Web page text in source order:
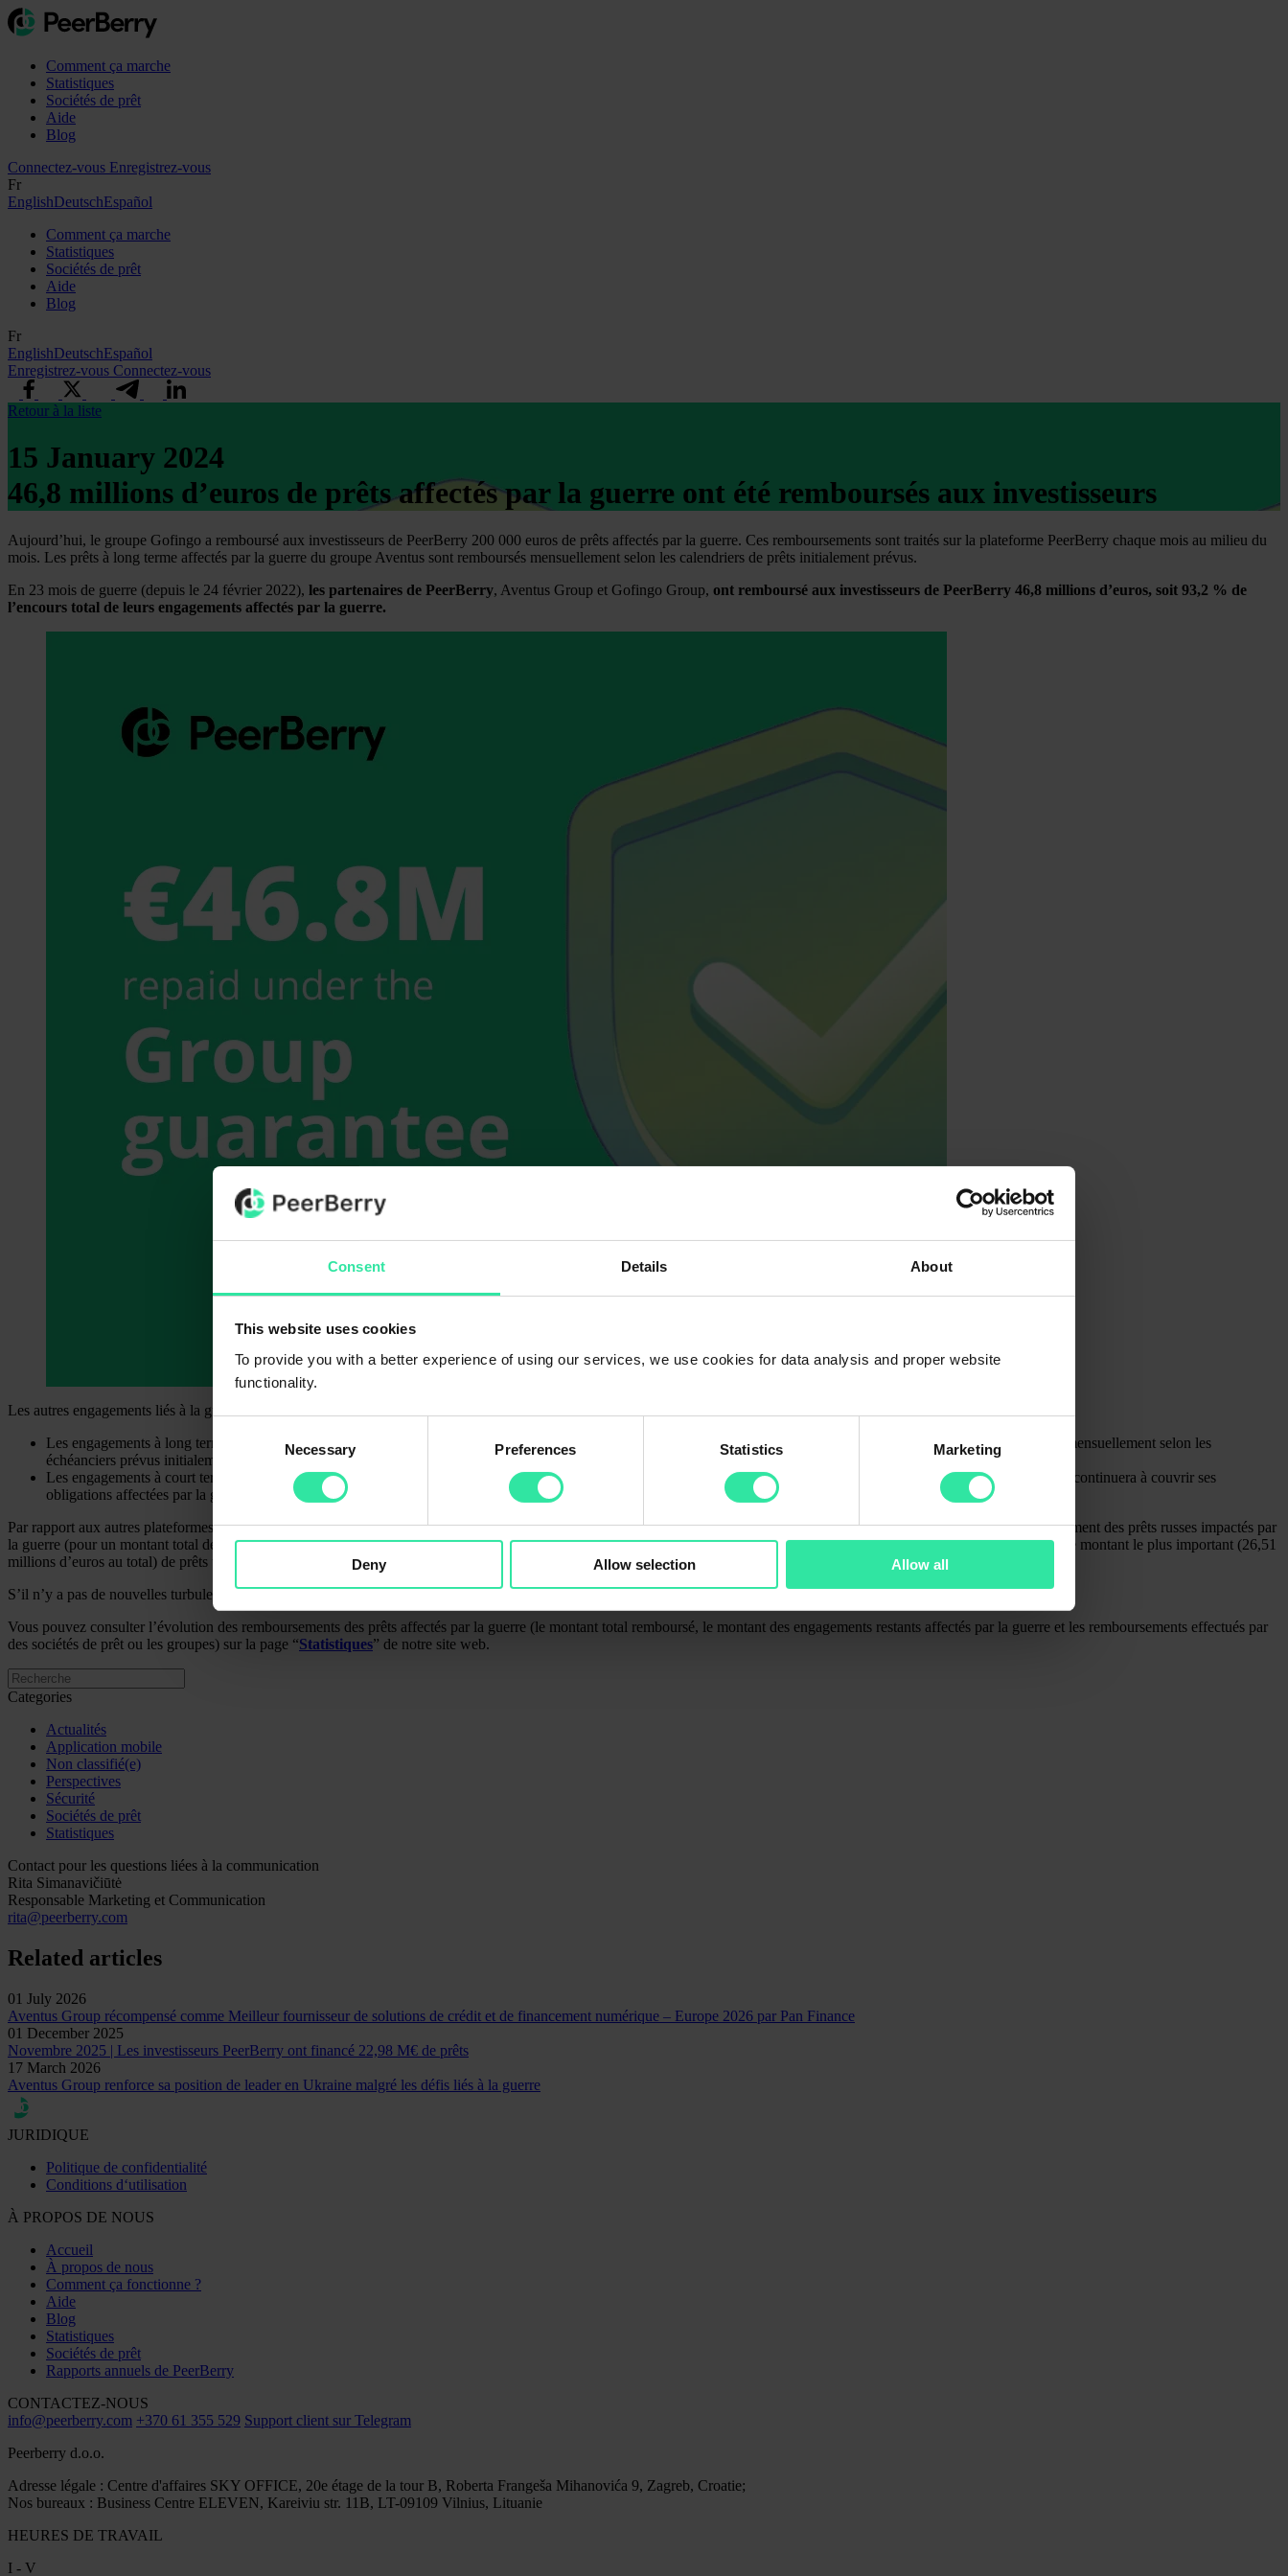
Consent Details About
This website uses cookies
To provide you with a better experience of using our services, we use cookies for data analysis and proper website
functionality.
Selection
Necessary Preferences Statistics Marketing
Deny Allow selection Allow all
Comment ça marche
Statistiques
Sociétés de prêt
Aide
Blog
Connectez-vous Enregistrez-vous
Fr
EnglishDeutschEspañol
Comment ça marche
Statistiques
Sociétés de prêt
Aide
Blog
Fr
EnglishDeutschEspañol
Enregistrez-vous Connectez-vous
Retour à la liste
15 January 2024
46,8 millions d’euros de prêts affectés par la guerre ont été remboursés aux investisseurs
Aujourd’hui, le groupe Gofingo a remboursé aux investisseurs de PeerBerry 200 000 euros de prêts affectés par la guerre. Ces remboursements sont traités sur la plateforme PeerBerry chaque mois au milieu du
mois. Les prêts à long terme affectés par la guerre du groupe Aventus sont remboursés mensuellement selon les calendriers de prêts initialement prévus.
En 23 mois de guerre (depuis le 24 février 2022), les partenaires de PeerBerry, Aventus Group et Gofingo Group, ont remboursé aux investisseurs de PeerBerry 46,8 millions d’euros, soit 93,2 % de
l’encours total de leurs engagements affectés par la guerre.
Les autres engagements liés à la guerre sur la plateforme PeerBerry :
Les engagements à long terme du groupe Aventus affectés par la guerre (AutoMoney et Slon Credit Ukraine) s’élèvent à 0,67 million d’euros. Ces prêts sont remboursés mensuellement selon les
échéanciers prévus initialement. Pour chaque prêt, le dernier remboursement du montant principal est reversé avec les intérêts accumulés.
Les engagements à court terme du groupe Gofingo affectés par la guerre (Zecredit, EuroGroshi et Gofingo Ukraine) s’élèvent à 3,18 millions d’euros. Le groupe Gofingo continuera à couvrir ses
obligations affectées par la guerre au milieu de chaque mois. Les intérêts accumulés seront reversés avec le dernier remboursement des prêts affectés par la guerre.
Par rapport aux autres plateformes touchées par la guerre, PeerBerry est la première et la seule plateforme d’investissement sur l’ensemble du marché à avoir remboursé intégralement des prêts russes impactés par
la guerre (pour un montant total de 20,27 millions d’euros du capital investi) sans aucune perte pour les investisseurs. En outre, les partenaires de PeerBerry ont déjà remboursé le montant le plus important (26,51
millions d’euros au total) de prêts ukrainiens affectés par la guerre contrairement à la concurrence.
S’il n’y a pas de nouvelles turbulences majeures, il est vraisemblable que nos partenaires couvriront intégralement leurs obligations liées à la guerre avant la fin de 2024.
Vous pouvez consulter l’évolution des remboursements des prêts affectés par la guerre (le montant total remboursé, le montant des engagements restants affectés par la guerre et les remboursements effectués par
des sociétés de prêt ou les groupes) sur la page “Statistiques” de notre site web.
Categories
Actualités
Application mobile
Non classifié(e)
Perspectives
Sécurité
Sociétés de prêt
Statistiques
Contact pour les questions liées à la communication
Rita Simanavičiūtė
Responsable Marketing et Communication
rita@peerberry.com
Related articles
01 July 2026
Aventus Group récompensé comme Meilleur fournisseur de solutions de crédit et de financement numérique – Europe 2026 par Pan Finance
01 December 2025
Novembre 2025 | Les investisseurs PeerBerry ont financé 22,98 M€ de prêts
17 March 2026
Aventus Group renforce sa position de leader en Ukraine malgré les défis liés à la guerre
JURIDIQUE
Politique de confidentialité
Conditions d‘utilisation
À PROPOS DE NOUS
Accueil
À propos de nous
Comment ça fonctionne ?
Aide
Blog
Statistiques
Sociétés de prêt
Rapports annuels de PeerBerry
CONTACTEZ-NOUS
info@peerberry.com +370 61 355 529 Support client sur Telegram
Peerberry d.o.o.
Adresse légale : Centre d'affaires SKY OFFICE, 20e étage de la tour B, Roberta Frangeša Mihanovića 9, Zagreb, Croatie;
Nos bureaux : Business Centre ELEVEN, Kareiviu str. 11B, LT-09109 Vilnius, Lituanie
HEURES DE TRAVAIL
I - V